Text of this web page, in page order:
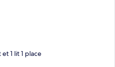
1 lit 1 place